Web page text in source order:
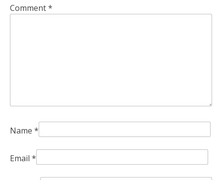
Comment*
Name *
Email *